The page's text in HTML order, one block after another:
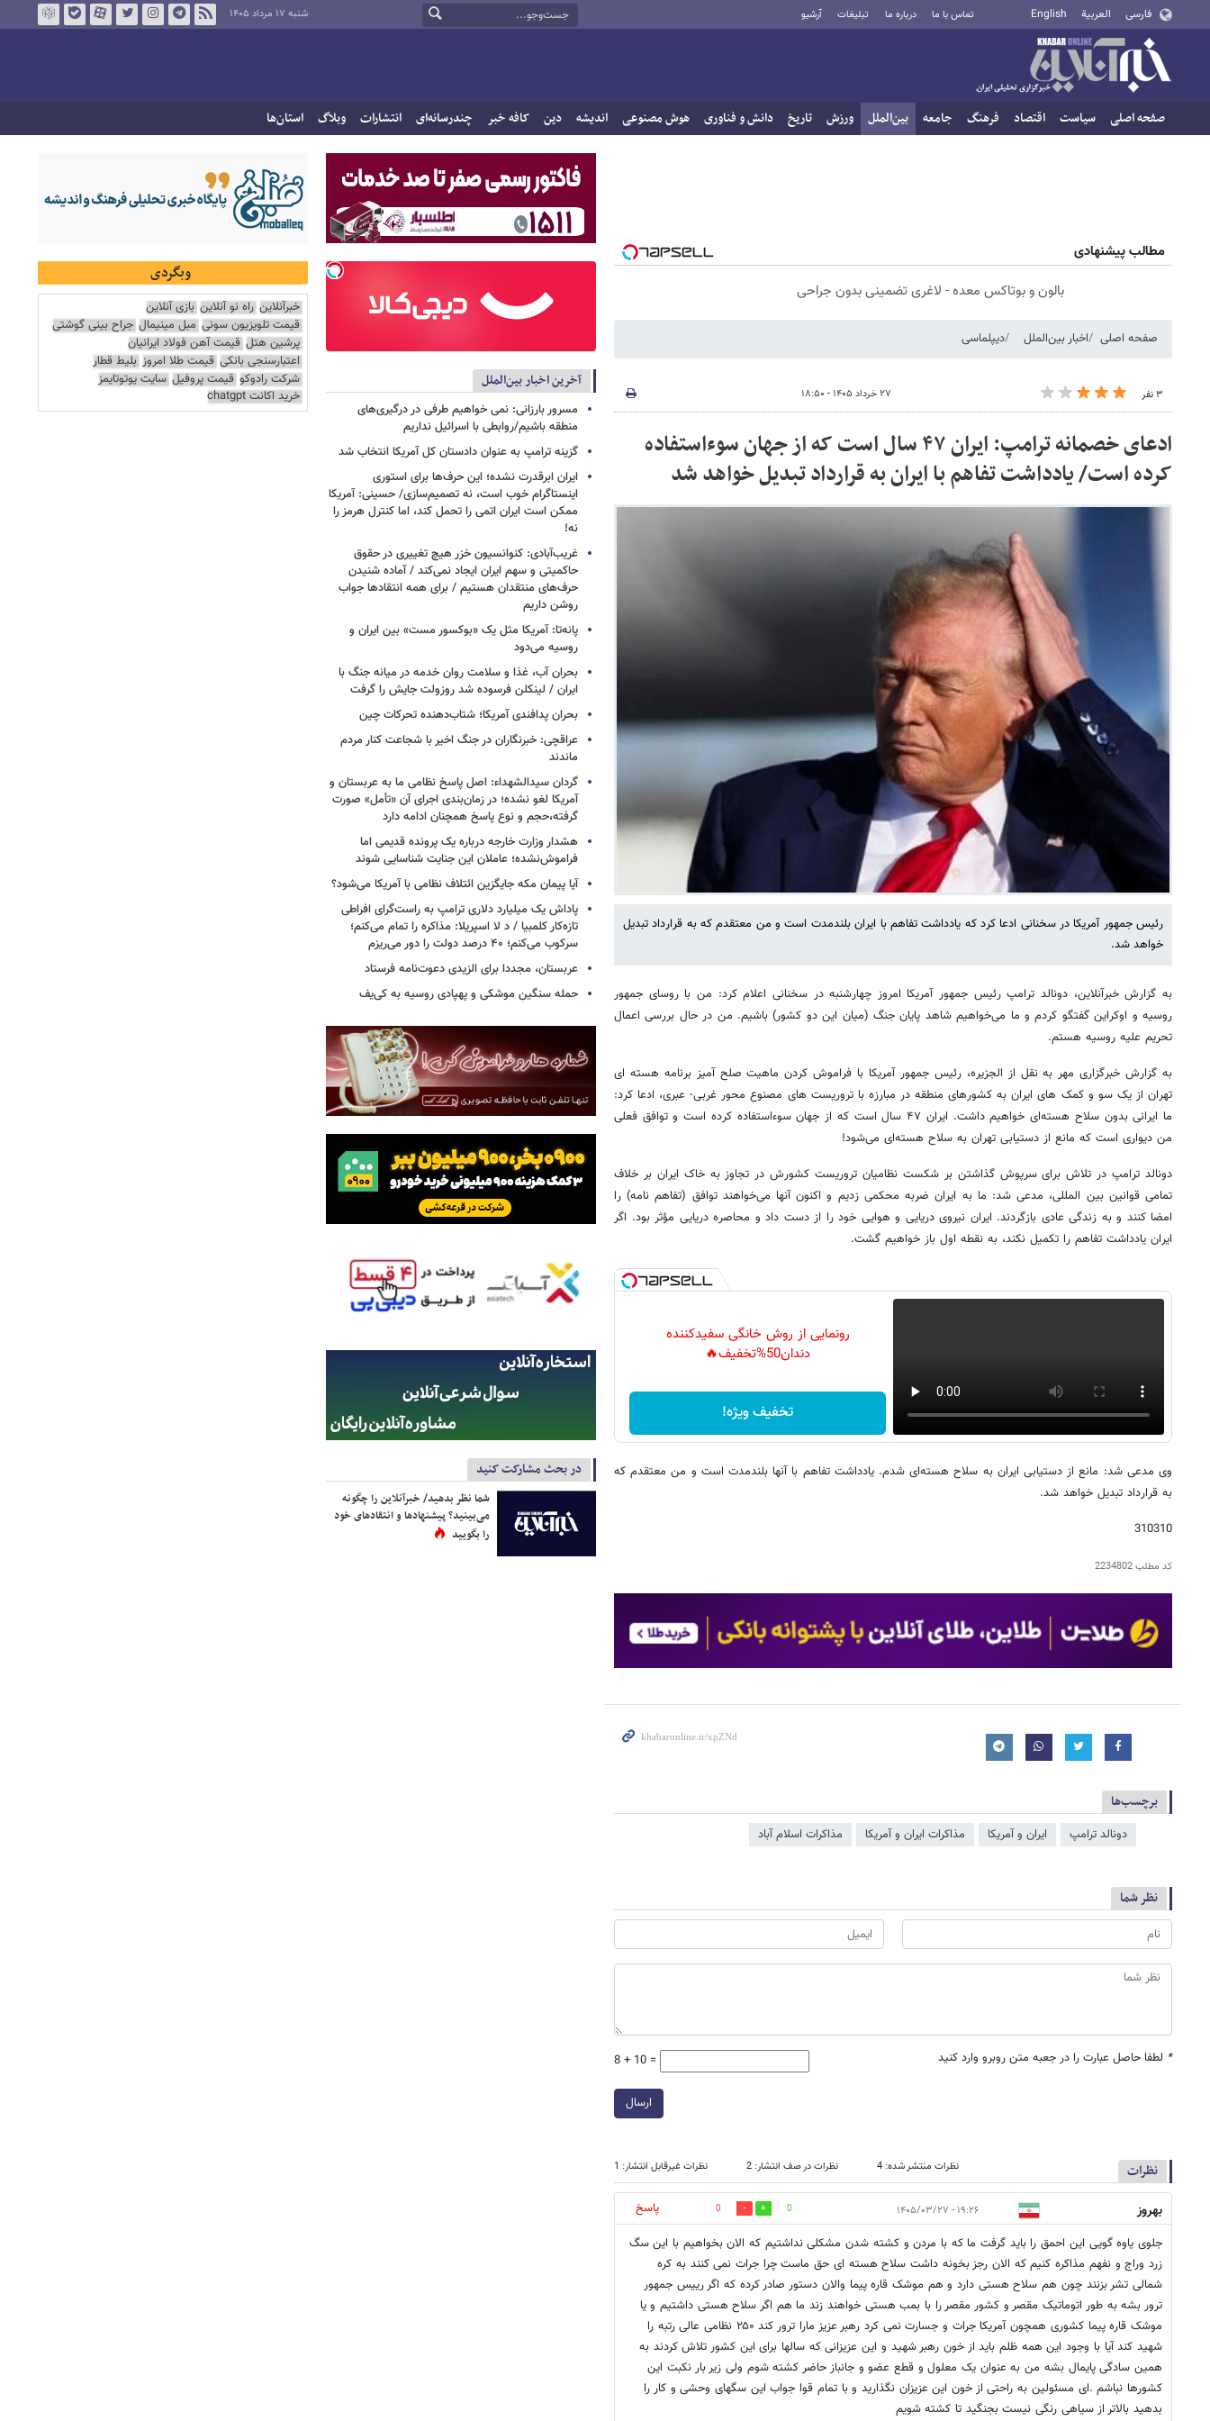
فارسی العربية English تماس با ما درباره ما تبلیغات آرشیو شنبه ۱۷ مرداد ۱۴۰۵
صفحه اصلی سیاست اقتصاد فرهنگ جامعه بین‌الملل ورزش تاریخ دانش و فناوری هوش مصنوعی اندیشه دین کافه خبر چندرسانه‌ای انتشارات وبلاگ استان‌ها
مطالب پیشنهادی
بالون و بوتاکس معده - لاغری تضمینی بدون جراحی
صفحه اصلی اخبار بین‌الملل دیپلماسی
۳ نفر ۲۷ خرداد ۱۴۰۵ - ۱۸:۵۰
ادعای خصمانه ترامپ: ایران ۴۷ سال است که از جهان سوءاستفاده
کرده است/ یادداشت تفاهم با ایران به قرارداد تبدیل خواهد شد
رئیس جمهور آمریکا در سخنانی ادعا کرد که یادداشت تفاهم با ایران بلندمدت است و من معتقدم که به قرارداد تبدیل
خواهد شد.
به گزارش خبرآنلاین، دونالد ترامپ رئیس جمهور آمریکا امروز چهارشنبه در سخنانی اعلام کرد: من با روسای جمهور
روسیه و اوکراین گفتگو کردم و ما می‌خواهیم شاهد پایان جنگ (میان این دو کشور) باشیم. من در حال بررسی اعمال
تحریم علیه روسیه هستم.
به گزارش خبرگزاری مهر به نقل از الجزیره، رئیس جمهور آمریکا با فراموش کردن ماهیت صلح آمیز برنامه هسته ای
تهران از یک سو و کمک های ایران به کشورهای منطقه در مبارزه با تروریست های مصنوع محور غربی- عبری، ادعا کرد:
ما ایرانی بدون سلاح هسته‌ای خواهیم داشت. ایران ۴۷ سال است که از جهان سوءاستفاده کرده است و توافق فعلی
من دیواری است که مانع از دستیابی تهران به سلاح هسته‌ای می‌شود!
دونالد ترامپ در تلاش برای سرپوش گذاشتن بر شکست نظامیان تروریست کشورش در تجاوز به خاک ایران بر خلاف
تمامی قوانین بین المللی، مدعی شد: ما به ایران ضربه محکمی زدیم و اکنون آنها می‌خواهند توافق (تفاهم نامه) را
امضا کنند و به زندگی عادی بازگردند. ایران نیروی دریایی و هوایی خود را از دست داد و محاصره دریایی مؤثر بود. اگر
ایران یادداشت تفاهم را تکمیل نکند، به نقطه اول باز خواهیم گشت.
رونمایی از روش خانگی سفیدکننده
دندان50%تخفیف🔥
تخفیف ویژه!
وی مدعی شد: مانع از دستیابی ایران به سلاح هسته‌ای شدم. یادداشت تفاهم با آنها بلندمدت است و من معتقدم که
به قرارداد تبدیل خواهد شد.
310310
کد مطلب2234802
برچسب‌ها
دونالد ترامپ ایران و آمریکا مذاکرات ایران و آمریکا مذاکرات اسلام آباد
نظر شما
* لطفا حاصل عبارت را در جعبه متن روبرو وارد کنید 8 + 10 =
ارسال
نظرات نظرات منتشر شده: 4 نظرات در صف انتشار: 2 نظرات غیرقابل انتشار: 1
بهروز ۱۹:۲۶ - ۱۴۰۵/۰۳/۲۷ 0
0
پاسخ
جلوی یاوه گویی این احمق را باید گرفت ما که با مردن و کشته شدن مشکلی نداشتیم که الان بخواهیم با این سگ
زرد وراج و نفهم مذاکره کنیم که الان رجز بخونه داشت سلاح هسته ای حق ماست چرا جرات نمی کنند به کره
شمالی تشر بزنند چون هم سلاح هستی دارد و هم موشک قاره پیما والان دستور صادر کرده که اگر رییس جمهور
ترور بشه به طور اتوماتیک مقصر و کشور مقصر را با بمب هستی خواهند زند ما هم اگر سلاح هستی داشتیم و یا
موشک قاره پیما کشوری همچون آمریکا جرات و جسارت نمی کرد رهبر عزیز مارا ترور کند ۲۵۰ نظامی عالی رتبه را
شهید کند آیا با وجود این همه ظلم باید از خون رهبر شهید و این عزیزانی که سالها برای این کشور تلاش کردند به
همین سادگی پایمال بشه من به عنوان یک معلول و قطع عضو و جانباز حاضر کشته شوم ولی زیر بار نکبت این
کشورها نباشم .ای مسئولین به راحتی از خون این عزیزان نگذارید و با تمام قوا جواب این سگهای وحشی و کار را
بدهید بالاتر از سیاهی رنگی نیست بجنگید تا کشته شویم
آخرین اخبار بین‌الملل
مسرور بارزانی: نمی خواهیم طرفی در درگیری‌های
منطقه باشیم/روابطی با اسرائیل نداریم
گزینه ترامپ به عنوان دادستان کل آمریکا انتخاب شد
ایران ابرقدرت نشده؛ این حرف‌ها برای استوری
اینستاگرام خوب است، نه تصمیم‌سازی/ حسینی: آمریکا
ممکن است ایران اتمی را تحمل کند، اما کنترل هرمز را
نه!
غریب‌آبادی: کنوانسیون خزر هیچ تغییری در حقوق
حاکمیتی و سهم ایران ایجاد نمی‌کند / آماده شنیدن
حرف‌های منتقدان هستیم / برای همه انتقادها جواب
روشن داریم
پانه‌تا: آمریکا مثل یک «بوکسور مست» بین ایران و
روسیه می‌دود
بحران آب، غذا و سلامت روان خدمه در میانه جنگ با
ایران / لینکلن فرسوده شد روزولت جایش را گرفت
بحران پدافندی آمریکا؛ شتاب‌دهنده تحرکات چین
عراقچی: خبرنگاران در جنگ اخیر با شجاعت کنار مردم
ماندند
گردان سیدالشهداء: اصل پاسخ نظامی ما به عربستان و
آمریکا لغو نشده؛ در زمان‌بندی اجرای آن «تأمل» صورت
گرفته،حجم و نوع پاسخ همچنان ادامه دارد
هشدار وزارت خارجه درباره یک پرونده قدیمی اما
فراموش‌نشده؛ عاملان این جنایت شناسایی شوند
آیا پیمان مکه جایگزین ائتلاف نظامی با آمریکا می‌شود؟
پاداش یک میلیارد دلاری ترامپ به راست‌گرای افراطی
تازه‌کار کلمبیا / د لا اسپریلا: مذاکره را تمام می‌کنم؛
سرکوب می‌کنم؛ ۴۰ درصد دولت را دور می‌ریزم
عربستان، مجددا برای الزیدی دعوت‌نامه فرستاد
حمله سنگین موشکی و پهپادی روسیه به کی‌یف
در بحث مشارکت کنید
شما نظر بدهید/ خبرآنلاین را چگونه
می‌بینید؟ پیشنهادها و انتقادهای خود
را بگویید
وبگردی
خبرآنلاین راه نو آنلاین بازی آنلاین
قیمت تلویزیون سونی مبل مینیمال جراح بینی گوشتی
پرشین هتل قیمت آهن فولاد ایرانیان
اعتبارسنجی بانکی قیمت طلا امروز بلیط قطار
شرکت رادوکو قیمت پروفیل سایت یوتوتایمز
خرید اکانت chatgpt